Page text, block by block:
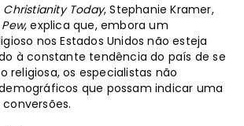
Christianity Today, Stephanie Kramer,
Pew, explica que, embora um
nos Estados Unidos não esteja
à constante tendência do país de se
religiosa, os especialistas não
que possam indicar uma